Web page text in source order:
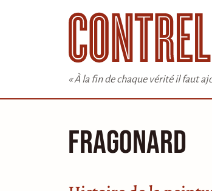
« À la fin de chaque vérité il faut
Fragonard